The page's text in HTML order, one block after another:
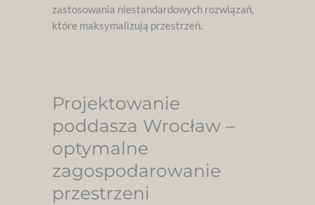
zastosowania niestandardowych rozwiązań,
które maksymalizują przestrzeń.
Projektowanie
poddasza Wrocław –
optymalne
zagospodarowanie
przestrzeni